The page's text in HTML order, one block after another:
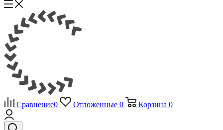
Сравнение0 Отложенные 0 Корзина 0